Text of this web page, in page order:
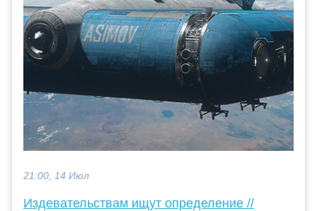
21:00, 14 Июл
Издевательствам ищут определение //